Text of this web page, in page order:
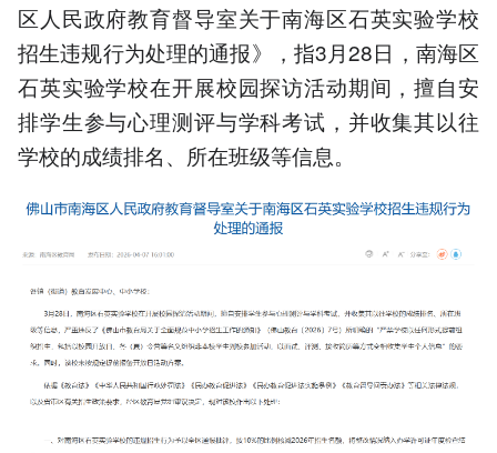
区人民政府教育督导室关于南海区石英实验学校
招生违规行为处理的通报》，指3月28日，南海区
石英实验学校在开展校园探访活动期间，擅自安
排学生参与心理测评与学科考试，并收集其以往
学校的成绩排名、所在班级等信息。